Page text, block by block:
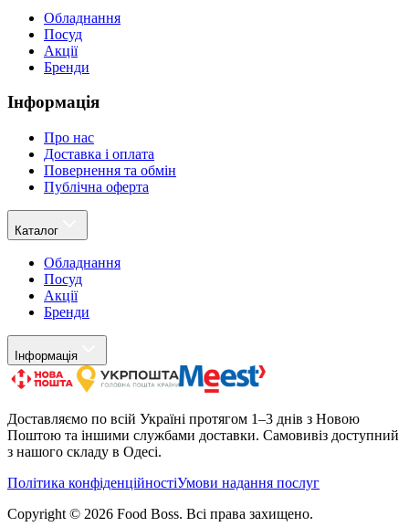
Обладнання
Посуд
Акції
Бренди
Інформація
Про нас
Доставка і оплата
Повернення та обмін
Публічна оферта
Каталог
Обладнання
Посуд
Акції
Бренди
Інформація
Доставляємо по всій Україні протягом 1–3 днів з Новою
Поштою та іншими службами доставки. Самовивіз доступний
з нашого складу в Одесі.
Політика конфіденційностіУмови надання послуг
Copyright © 2026 Food Boss. Всі права захищено.